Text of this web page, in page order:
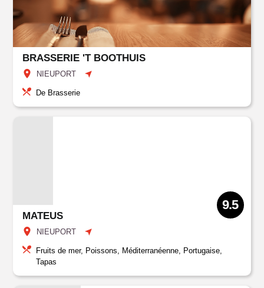
BRASSERIE 'T BOOTHUIS
NIEUPORT
De Brasserie
MATEUS
NIEUPORT
9.5
Fruits de mer, Poissons, Méditerranéenne, Portugaise,
Tapas